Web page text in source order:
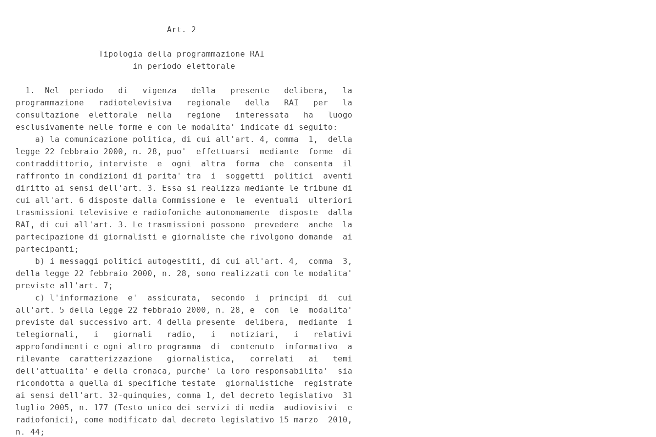
                               Art. 2
                 Tipologia della programmazione RAI
                        in periodo elettorale
  1.  Nel  periodo   di   vigenza   della   presente   delibera,   la
programmazione   radiotelevisiva   regionale   della   RAI   per   la
consultazione  elettorale  nella   regione   interessata   ha   luogo
esclusivamente nelle forme e con le modalita' indicate di seguito:
    a) la comunicazione politica, di cui all'art. 4, comma  1,  della
legge 22 febbraio 2000, n. 28, puo'  effettuarsi  mediante  forme  di
contraddittorio, interviste  e  ogni  altra  forma  che  consenta  il
raffronto in condizioni di parita' tra  i  soggetti  politici  aventi
diritto ai sensi dell'art. 3. Essa si realizza mediante le tribune di
cui all'art. 6 disposte dalla Commissione e  le  eventuali  ulteriori
trasmissioni televisive e radiofoniche autonomamente  disposte  dalla
RAI, di cui all'art. 3. Le trasmissioni possono  prevedere  anche  la
partecipazione di giornalisti e giornaliste che rivolgono domande  ai
partecipanti;
    b) i messaggi politici autogestiti, di cui all'art. 4,  comma  3,
della legge 22 febbraio 2000, n. 28, sono realizzati con le modalita'
previste all'art. 7;
    c) l'informazione  e'  assicurata,  secondo  i  principi  di  cui
all'art. 5 della legge 22 febbraio 2000, n. 28, e  con  le  modalita'
previste dal successivo art. 4 della presente  delibera,  mediante  i
telegiornali,   i   giornali   radio,   i   notiziari,   i   relativi
approfondimenti e ogni altro programma  di  contenuto  informativo  a
rilevante  caratterizzazione   giornalistica,   correlati   ai   temi
dell'attualita' e della cronaca, purche' la loro responsabilita'  sia
ricondotta a quella di specifiche testate  giornalistiche  registrate
ai sensi dell'art. 32-quinquies, comma 1, del decreto legislativo  31
luglio 2005, n. 177 (Testo unico dei servizi di media  audiovisivi  e
radiofonici), come modificato dal decreto legislativo 15 marzo  2010,
n. 44;